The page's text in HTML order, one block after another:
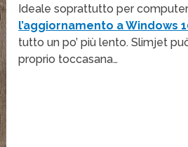
Ideale soprattutto per
l’aggiornamento a Windows
tutto un po’ più lento. Slimjet
proprio toccasana…